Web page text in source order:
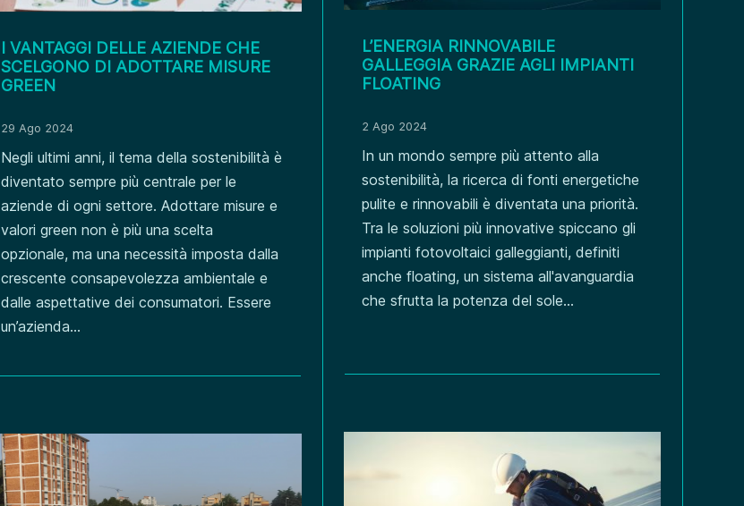
I VANTAGGI DELLE AZIENDE CHE
SCELGONO DI ADOTTARE MISURE
GREEN
29 Ago 2024
Negli ultimi anni, il tema della sostenibilità è
diventato sempre più centrale per le
aziende di ogni settore. Adottare misure e
valori green non è più una scelta
opzionale, ma una necessità imposta dalla
crescente consapevolezza ambientale e
dalle aspettative dei consumatori. Essere
un’azienda...
L’ENERGIA RINNOVABILE
GALLEGGIA GRAZIE AGLI IMPIANTI
FLOATING
2 Ago 2024
In un mondo sempre più attento alla
sostenibilità, la ricerca di fonti energetiche
pulite e rinnovabili è diventata una priorità.
Tra le soluzioni più innovative spiccano gli
impianti fotovoltaici galleggianti, definiti
anche floating, un sistema all'avanguardia
che sfrutta la potenza del sole...